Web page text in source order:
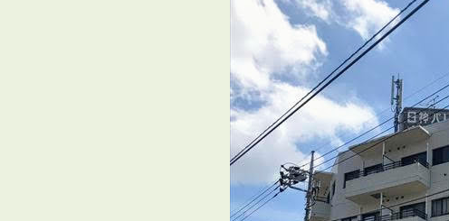
03-6262-9556
※音声ガイダンス④を押してください。
【受付時間】10:00~19:00（定休日：水曜日）